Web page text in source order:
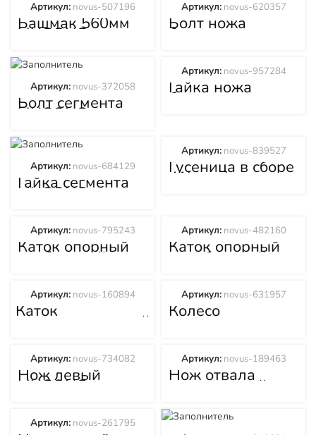
Башмак 560мм
LIUGONG
B320
Артикул: novus-507196
Болт ножа
бокового
B320
Артикул: novus-620357
Болт сегмента
LIUGONG
B320
Артикул: novus-372058 Гайка ножа
бокового
Артикул: novus-957284
Гайка сегмента
LIUGONG
Артикул: novus-684129 Гусеница в сборе
41L звено
Артикул: novus-839527
Каток опорный
двубортный
B320
Артикул: novus-795243
Каток опорный
однобортный
B320
Артикул: novus-482160
Каток
поддерживающий
B320
Артикул: novus-160894
Колесо
направляющее
B320
Артикул: novus-631957
Нож левый
LIUGONG
Артикул: novus-734082
Нож отвала
центральный
(Люгонг) CLG
B320
Артикул: novus-189463
Артикул: novus-261795